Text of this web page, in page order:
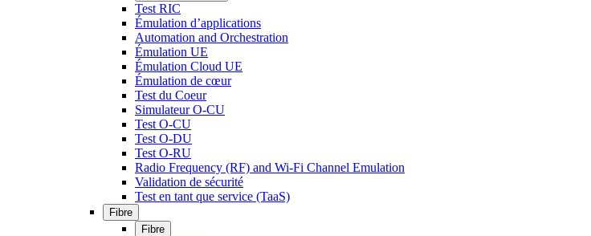
Test RIC
Émulation d’applications
Automation and Orchestration
Émulation UE
Émulation Cloud UE
Émulation de cœur
Test du Coeur
Simulateur O-CU
Test O-CU
Test O-DU
Test O-RU
Radio Frequency (RF) and Wi-Fi Channel Emulation
Validation de sécurité
Test en tant que service (TaaS)
Fibre
Fibre